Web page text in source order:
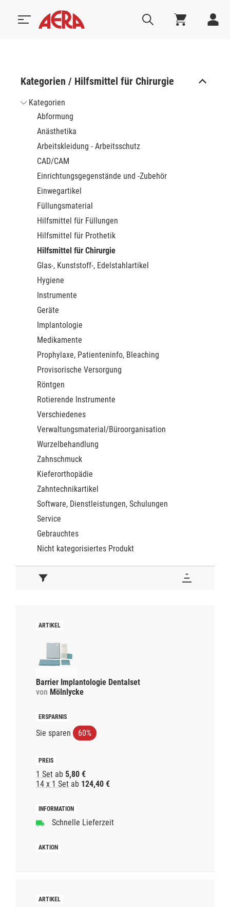
Kategorien / Hilfsmittel für Chirurgie
Kategorien
Abformung
Anästhetika
Arbeitskleidung - Arbeitsschutz
CAD/CAM
Einrichtungsgegenstände und -Zubehör
Einwegartikel
Füllungsmaterial
Hilfsmittel für Füllungen
Hilfsmittel für Prothetik
Hilfsmittel für Chirurgie
Glas-, Kunststoff-, Edelstahlartikel
Hygiene
Instrumente
Geräte
Implantologie
Medikamente
Prophylaxe, Patienteninfo, Bleaching
Provisorische Versorgung
Röntgen
Rotierende Instrumente
Verschiedenes
Verwaltungsmaterial/Büroorganisation
Wurzelbehandlung
Zahnschmuck
Kieferorthopädie
Zahntechnikartikel
Software, Dienstleistungen, Schulungen
Service
Gebrauchtes
Nicht kategorisiertes Produkt
Barrier Implantologie Dentalset
von Mölnlycke
Sie sparen 60%
1 Set ab 5,80 €
14 x 1 Set ab 124,40 €
Schnelle Lieferzeit